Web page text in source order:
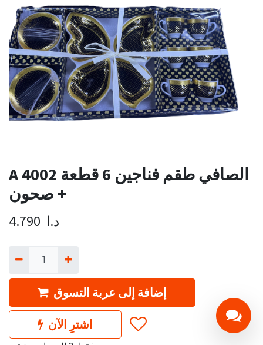
A 4002 الصافي طقم فناجين 6 قطعة
+ صحون
4.790 د.ا
إضافة إلى عربة التسوق
اشترِ الآن